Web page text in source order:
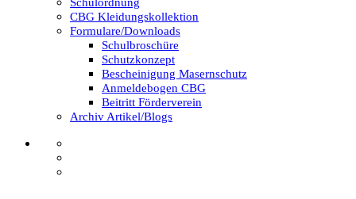
CBG Kleidungskollektion
Formulare/Downloads
Schulbroschüre
Schutzkonzept
Bescheinigung Masernschutz
Anmeldebogen CBG
Beitritt Förderverein
Archiv Artikel/Blogs